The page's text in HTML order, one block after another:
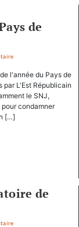
de
se
ressource
l'année du Pays de
L'Est Républicain
le SNJ,
condamner
[…]
de